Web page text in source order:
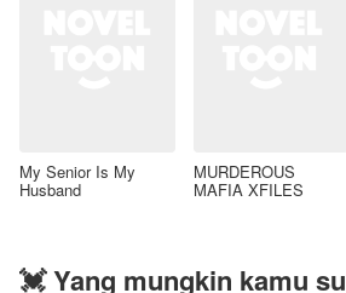
My Senior Is My
Husband
MURDEROUS
MAFIA XFILES
💓 Yang mungkin kamu